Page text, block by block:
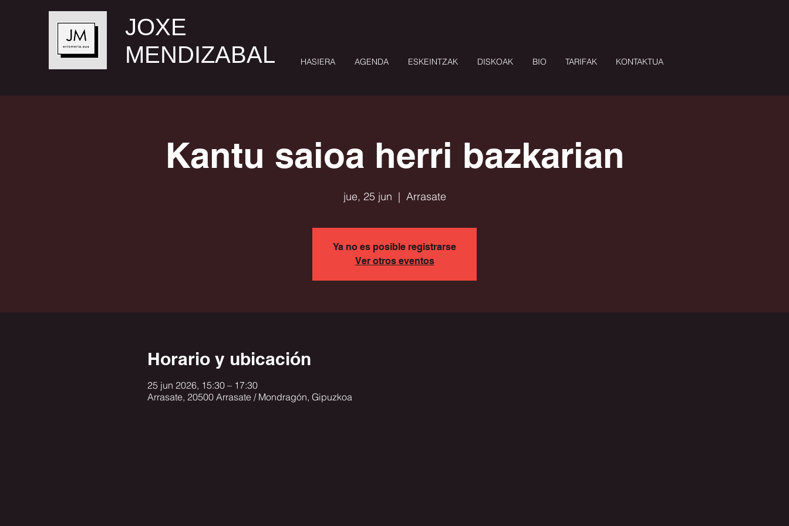
JOXE
MENDIZABAL
HASIERA AGENDA ESKEINTZAK DISKOAK BIO TARIFAK KONTAKTUA
Kantu saioa herri bazkarian
jue, 25 jun
  |
Arrasate
Ya no es posible registrarse
Ver otros eventos
Horario y ubicación
25 jun 2026, 15:30 – 17:30
Arrasate, 20500 Arrasate / Mondragón, Gipuzkoa